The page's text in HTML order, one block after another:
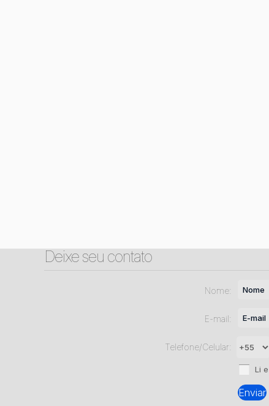
Deixe seu contato
Nome:
E-mail:
Telefone/Celular:
Li